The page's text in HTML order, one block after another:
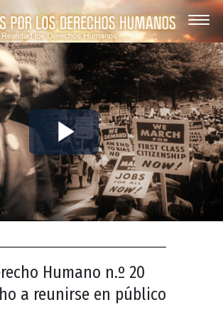
Play
Video
Humano n.º 20
a reunirse en público